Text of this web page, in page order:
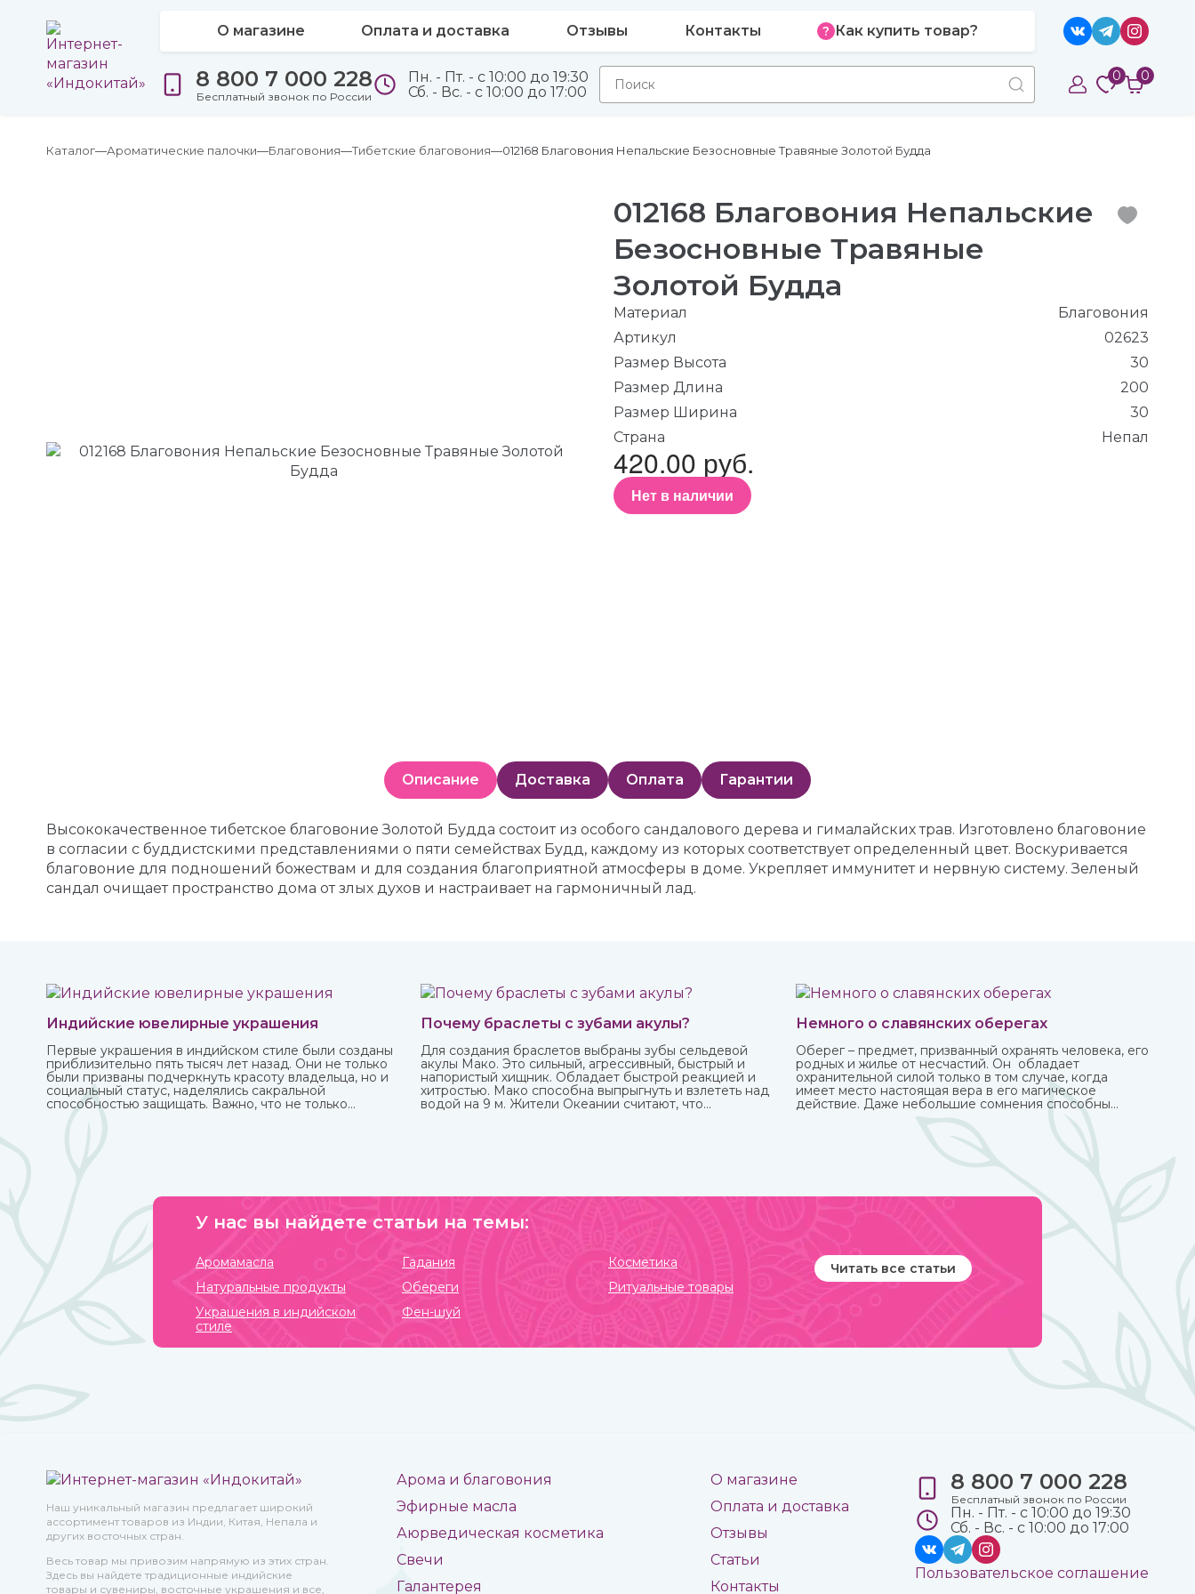
О магазине Оплата и доставка Отзывы Контакты Как купить товар?
8 800 7 000 228
Бесплатный звонок по России
Пн. - Пт. - с 10:00 до 19:30
Сб. - Вс. - с 10:00 до 17:00
0 0
Каталог Ароматические палочки Благовония Тибетские благовония 012168 Благовония Непальские Безосновные Травяные Золотой Будда
012168 Благовония Непальские
Безосновные Травяные
Золотой Будда
Материал
Благовония
Артикул
02623
Размер Высота
30
Размер Длина
200
Размер Ширина
30
Страна
Непал
420.00 руб.
Нет в наличии
Описание Доставка Оплата Гарантии
Высококачественное тибетское благовоние Золотой Будда состоит из особого сандалового дерева и гималайских трав. Изготовлено благовоние
в согласии с буддистскими представлениями о пяти семействах Будд, каждому из которых соответствует определенный цвет. Воскуривается
благовоние для подношений божествам и для создания благоприятной атмосферы в доме. Укрепляет иммунитет и нервную систему. Зеленый
сандал очищает пространство дома от злых духов и настраивает на гармоничный лад.
Индийские ювелирные украшения
Первые украшения в индийском стиле были созданы
приблизительно пять тысяч лет назад. Они не только
были призваны подчеркнуть красоту владельца, но и
социальный статус, наделялись сакральной
способностью защищать. Важно, что не только
женщины, но и мужчины могли носить украшения,
которые предназначались для определенных
жизненных событий — взросление, свадьба, ритуалы.
При этом каждая вещь имеет свое значение и
передается в поколениях. Приобрести индийские
ювелирные украшения вы можете в интернет-
магазине ИндоКитай с доставкой по всей стране.
Почему браслеты с зубами акулы?
Для создания браслетов выбраны зубы сельдевой
акулы Мако. Это сильный, агрессивный, быстрый и
напористый хищник. Обладает быстрой реакцией и
хитростью. Мако способна выпрыгнуть и взлететь над
водой на 9 м. Жители Океании считают, что
Немного о славянских оберегах
Оберег – предмет, призванный охранять человека, его
родных и жилье от несчастий. Он обладает
охранительной силой только в том случае, когда
имеет место настоящая вера в его магическое
действие. Даже небольшие сомнения способны
привести к разрушению его силы и страданиям
человека, для которого он изготавливался.
У нас вы найдете статьи на темы:
Аромамасла Гадания
Косметика
Натуральные продукты
Обереги
Ритуальные товары
Украшения в индийском
стиле
Фен-шуй
Читать все статьи
Наш уникальный магазин предлагает широкий
ассортимент товаров из Индии, Китая, Непала и
других восточных стран.
Весь товар мы привозим напрямую из этих стран.
Здесь вы найдете традиционные индийские
товары и сувениры, восточные украшения и все,
Арома и благовония
Эфирные масла
Аюрведическая косметика
Свечи
Галантерея
О магазине
Оплата и доставка
Отзывы
Статьи
Контакты
8 800 7 000 228
Бесплатный звонок по России
Пн. - Пт. - с 10:00 до 19:30
Сб. - Вс. - с 10:00 до 17:00
Пользовательское соглашение